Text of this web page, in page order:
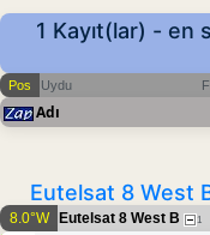
1 Kayıt(lar) -
Pos Uydu
Adı
Eutelsat 8 West
8.0°W Eutelsat 8 West B 1